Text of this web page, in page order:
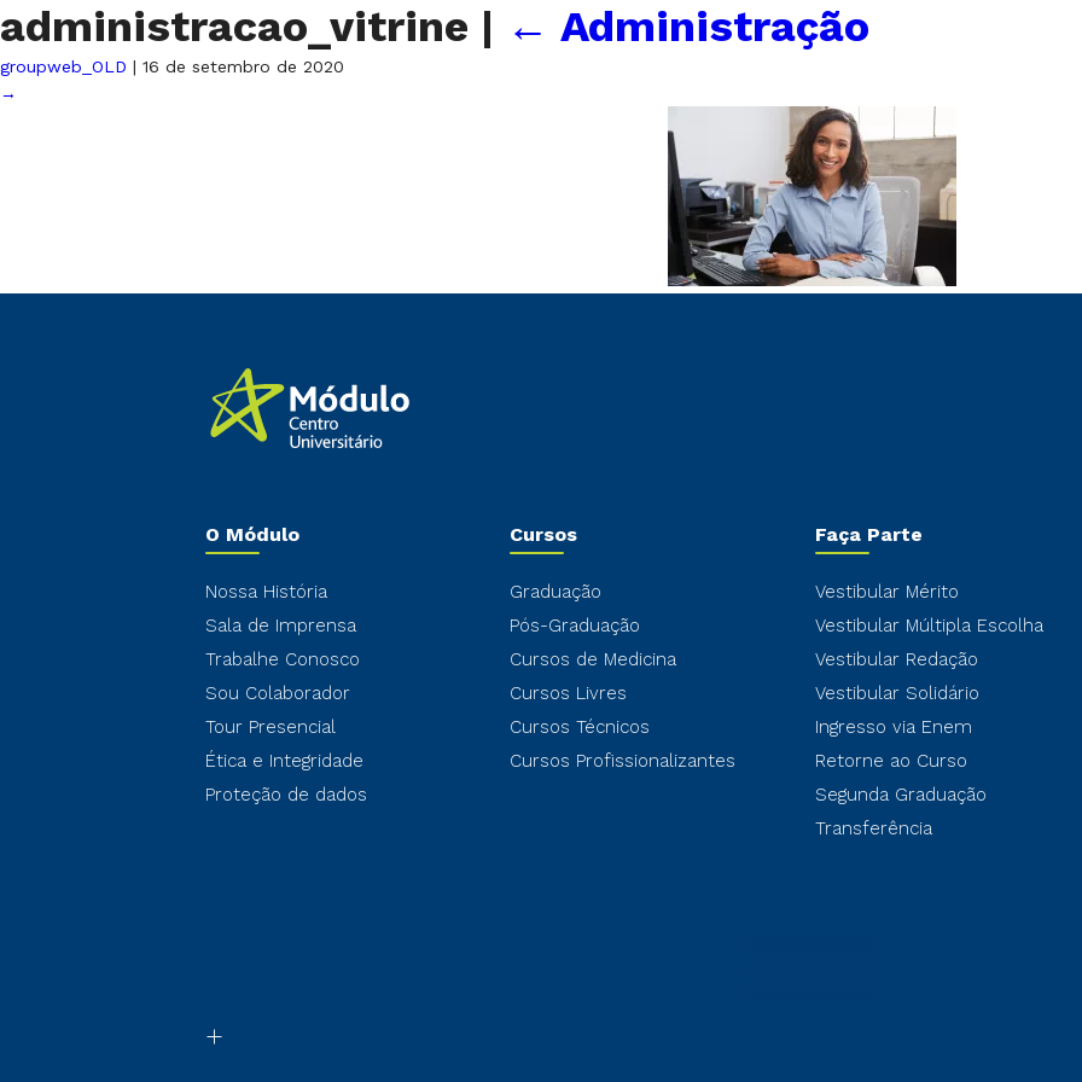
administracao_vitrine | ← Administração
groupweb_OLD | 16 de setembro de 2020
→
O Módulo
Nossa História
Sala de Imprensa
Trabalhe Conosco
Sou Colaborador
Tour Presencial
Ética e Integridade
Proteção de dados
Cursos
Graduação
Pós-Graduação
Cursos de Medicina
Cursos Livres
Cursos Técnicos
Cursos Profissionalizantes
Faça Parte
Vestibular Mérito
Vestibular Múltipla Escolha
Vestibular Redação
Vestibular Solidário
Ingresso via Enem
Retorne ao Curso
Segunda Graduação
Transferência